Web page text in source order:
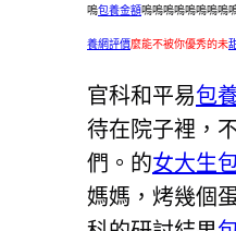
嗚包養金額嗚嗚嗚嗚嗚嗚嗚嗚
養網評價麼能不被你優秀的未
官科和平易包
待在院子裡，
們。的女大生
媽媽，烤幾個